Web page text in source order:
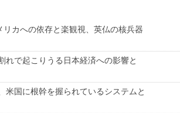
カへの依存と楽観視、英仏の核兵器
れで起こりうる日本経済への影響と
米国に根幹を握られているシステムと